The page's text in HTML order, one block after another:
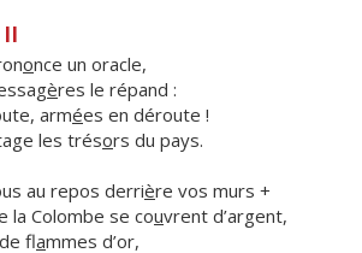
II
once un oracle,
ères le répand :
armées en déroute !
les trésors du pays.
au repos derrière vos murs +
la Colombe se couvrent d’argent,
flammes d’or,